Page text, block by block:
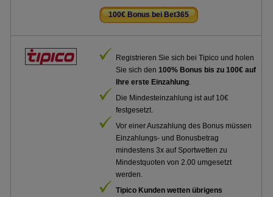
100€ Bonus bei Bet365
Registrieren Sie sich bei Tipico und holen
Sie sich den100% Bonus bis zu 100€ auf
Ihre erste Einzahlung.
Die Mindesteinzahlung ist auf 10€
festgesetzt.
Vor einer Auszahlung des Bonus müssen
Einzahlungs- und Bonusbetrag
mindestens 3x auf Sportwetten zu
Mindestquoten von 2.00 umgesetzt
werden.
Tipico Kunden wetten übrigens